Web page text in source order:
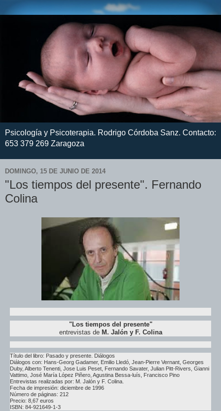
Psicología y Psicoterapia. Rodrigo Córdoba Sanz. Contacto:
653 379 269 Zaragoza
DOMINGO, 15 DE JUNIO DE 2014
"Los tiempos del presente". Fernando
Colina
"Los tiempos del presente"
entrevistas de M. Jalón y F. Colina
Título del libro: Pasado y presente. Diálogos
Diálogos con: Hans-Georg Gadamer, Emilio Lledó, Jean-Pierre Vernant, Georges
Duby, Alberto Tenenti, Jose Luis Peset, Fernando Savater, Julian Pitt-Rivers, Gianni
Vattimo, José María López Piñero, Agustina Bessa-luís, Francisco Pino
Entrevistas realizadas por: M. Jalón y F. Colina.
Fecha de impresión: diciembre de 1996
Número de páginas: 212
Precio: 8,67 euros
ISBN: 84-921649-1-3